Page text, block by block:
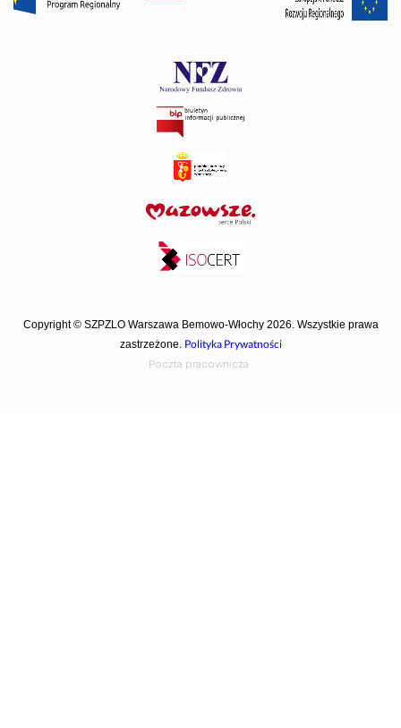
Copyright © SZPZLO Warszawa Bemowo-Włochy 2026. Wszystkie prawa
zastrzeżone. Polityka Prywatności
Poczta pracownicza